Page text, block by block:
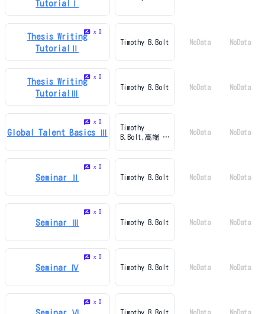
TutorialⅠ
x 0
Thesis Writing
TutorialⅡ
Timothy B.Bolt NoData NoData
x 0
Thesis Writing
TutorialⅢ
Timothy B.Bolt NoData NoData
x 0
Global Talent Basics Ⅲ
Timothy
B.Bolt,高端 正
NoData NoData
x 0
Seminar Ⅱ Timothy B.Bolt NoData NoData
x 0
Seminar Ⅲ Timothy B.Bolt NoData NoData
x 0
Seminar Ⅳ Timothy B.Bolt NoData NoData
x 0
Timothy B.Bolt NoData NoData